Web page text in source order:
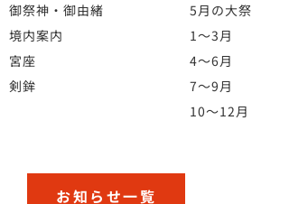
御祭神・御由緒
境内案内
宮座
剣鉾
5月の大祭
1〜3月
4〜6月
7〜9月
10〜12月
お知らせ一覧